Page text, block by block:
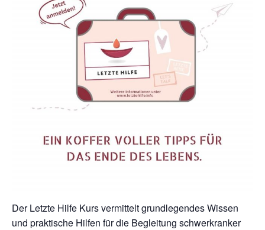
Der Letzte Hilfe Kurs vermittelt grundlegendes Wissen
und praktische Hilfen für die Begleitung schwerkranker